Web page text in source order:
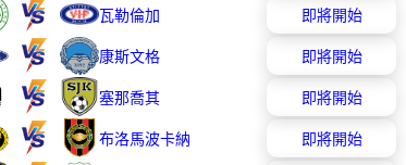
瓦勒倫加 即將開始
康斯文格 即將開始
塞那喬其 即將開始
布洛馬波卡納 即將開始